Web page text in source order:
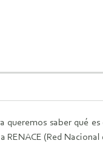
saber qué
RENACE (Red